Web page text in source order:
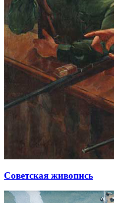
Советская живопись